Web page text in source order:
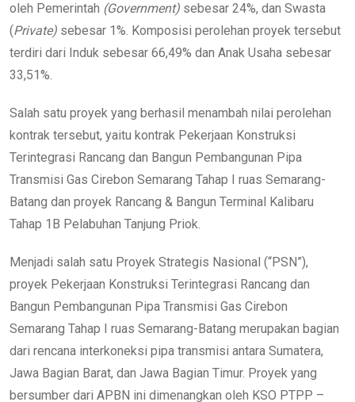
oleh Pemerintah (Government) sebesar 24%, dan Swasta
(Private) sebesar 1%. Komposisi perolehan proyek tersebut
terdiri dari Induk sebesar 66,49% dan Anak Usaha sebesar
33,51%.
Salah satu proyek yang berhasil menambah nilai perolehan
kontrak tersebut, yaitu kontrak Pekerjaan Konstruksi
Terintegrasi Rancang dan Bangun Pembangunan Pipa
Transmisi Gas Cirebon Semarang Tahap I ruas Semarang-
Batang dan proyek Rancang & Bangun Terminal Kalibaru
Tahap 1B Pelabuhan Tanjung Priok.
Menjadi salah satu Proyek Strategis Nasional (“PSN”),
proyek Pekerjaan Konstruksi Terintegrasi Rancang dan
Bangun Pembangunan Pipa Transmisi Gas Cirebon
Semarang Tahap I ruas Semarang-Batang merupakan bagian
dari rencana interkoneksi pipa transmisi antara Sumatera,
Jawa Bagian Barat, dan Jawa Bagian Timur. Proyek yang
bersumber dari APBN ini dimenangkan oleh KSO PTPP –